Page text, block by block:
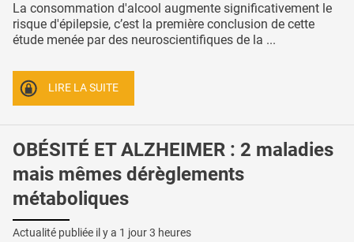
La consommation d'alcool augmente significativement le
risque d'épilepsie, c’est la première conclusion de cette
étude menée par des neuroscientifiques de la ...
LIRE LA SUITE
OBÉSITÉ ET ALZHEIMER : 2 maladies
mais mêmes dérèglements
métaboliques
Actualité publiée il y a 1 jour 3 heures